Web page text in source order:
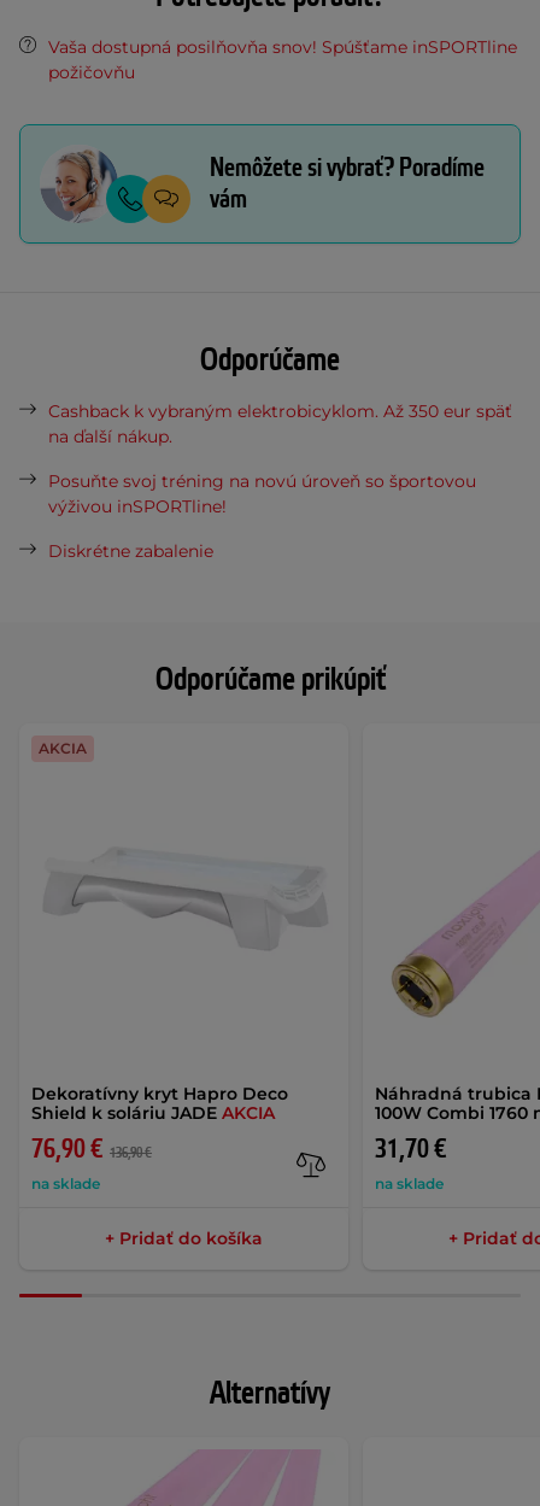
Odporúčame prikúpiť
Dekoratívny kryt Hapro Deco
Shield k soláriu JADE AKCIA
76,90 € 136,90 €
na sklade
AKCIA
+ Pridať do košíka
Náhradná trubica
100W Combi 1760
31,70 €
na sklade
+ Pridať
Vaša dostupná posilňovňa snov! Spúšťame inSPORTline
požičovňu
Nemôžete si vybrať? Poradíme
vám
Odporúčame
Cashback k vybraným elektrobicyklom. Až 350 eur späť
na ďalší nákup.
Posuňte svoj tréning na novú úroveň so športovou
výživou inSPORTline!
Diskrétne zabalenie
Alternatívy